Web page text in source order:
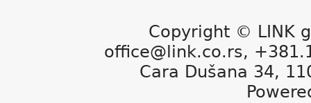
Copyright © LINK
office@link.co.rs,
Cara Dušana 34,